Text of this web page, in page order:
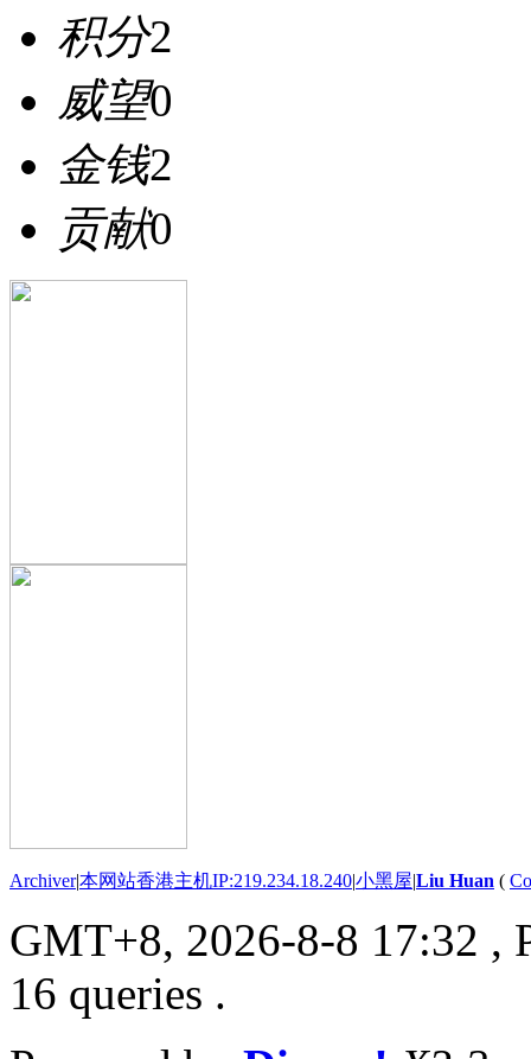
积分2
威望0
金钱2
贡献0
Archiver|本网站香港主机IP:219.234.18.240|小黑屋|Liu Huan (
GMT+8, 2026-8-8 17:32 ,
16 queries .